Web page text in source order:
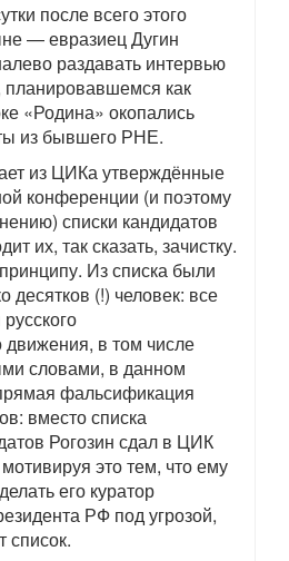
после всего этого
— евразиец Дугин
раздавать интервью
как
«Родина» окопались
из бывшего РНЕ.
из ЦИКа утверждённые
конференции (и поэтому
списки кандидатов
их, так сказать, зачистку.
Из списка были
десятков (!) человек: все
движения, в том числе
словами, в данном
фальсификация
вместо списка
Рогозин сдал в ЦИК
это тем, что ему
его куратор
РФ под угрозой,
список.